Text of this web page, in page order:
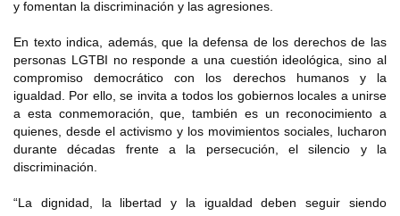
y fomentan la discriminación y las agresiones.
En texto indica, además, que la defensa de los derechos de las
personas LGTBI no responde a una cuestión ideológica, sino al
compromiso democrático con los derechos humanos y la
igualdad. Por ello, se invita a todos los gobiernos locales a unirse
a esta conmemoración, que, también es un reconocimiento a
quienes, desde el activismo y los movimientos sociales, lucharon
durante décadas frente a la persecución, el silencio y la
discriminación.
“La dignidad, la libertad y la igualdad deben seguir siendo